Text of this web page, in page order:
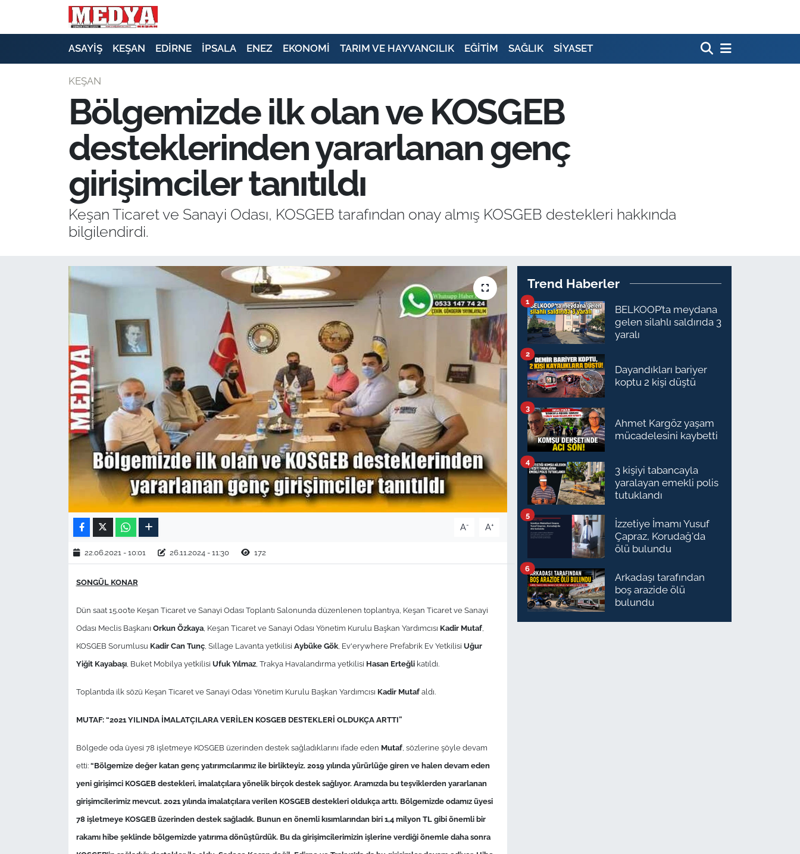
ASAYİŞ KEŞAN EDİRNE İPSALA ENEZ EKONOMİ TARIM VE HAYVANCILIK EĞİTİM SAĞLIK SİYASET
KEŞAN
Bölgemizde ilk olan ve KOSGEB
desteklerinden yararlanan genç
girişimciler tanıtıldı
Keşan Ticaret ve Sanayi Odası, KOSGEB tarafından onay almış KOSGEB destekleri hakkında
bilgilendirdi.
A- A+
22.06.2021 - 10:01 26.11.2024 - 11:30 172
SONGÜL KONAR
Dün saat 15.00’te Keşan Ticaret ve Sanayi Odası Toplantı Salonunda düzenlenen toplantıya, Keşan Ticaret ve Sanayi
Odası Meclis Başkanı Orkun Özkaya, Keşan Ticaret ve Sanayi Odası Yönetim Kurulu Başkan Yardımcısı Kadir Mutaf,
KOSGEB Sorumlusu Kadir Can Tunç, Sıllage Lavanta yetkilisi Aybüke Gök, Ev'erywhere Prefabrik Ev Yetkilisi Uğur
Yiğit Kayabaşı, Buket Mobilya yetkilisi Ufuk Yılmaz, Trakya Havalandırma yetkilisi Hasan Erteğlikatıldı.
Toplantıda ilk sözü Keşan Ticaret ve Sanayi Odası Yönetim Kurulu Başkan Yardımcısı Kadir Mutafaldı.
MUTAF: “2021 YILINDA İMALATÇILARA VERİLEN KOSGEB DESTEKLERİ OLDUKÇA ARTTI”
Bölgede oda üyesi 78 işletmeye KOSGEB üzerinden destek sağladıklarını ifade eden Mutaf, sözlerine şöyle devam
etti:“Bölgemize değer katan genç yatırımcılarımız ile birlikteyiz. 2019 yılında yürürlüğe giren ve halen devam eden
yeni girişimci KOSGEB destekleri, imalatçılara yönelik birçok destek sağlıyor. Aramızda bu teşviklerden yararlanan
girişimcilerimiz mevcut. 2021 yılında imalatçılara verilen KOSGEB destekleri oldukça arttı. Bölgemizde odamız üyesi
78 işletmeye KOSGEB üzerinden destek sağladık. Bunun en önemli kısımlarından biri 1,4 milyon TL gibi önemli bir
rakamı hibe şeklinde bölgemizde yatırıma dönüştürdük. Bu da girişimcilerimizin işlerine verdiği önemle daha sonra
Trend Haberler
BELKOOP’ta meydana
gelen silahlı saldırıda 3
yaralı
1
Dayandıkları bariyer
koptu 2 kişi düştü
2
Ahmet Kargöz yaşam
mücadelesini kaybetti
3
3 kişiyi tabancayla
yaralayan emekli polis
tutuklandı
4
İzzetiye İmamı Yusuf
Çapraz, Korudağ'da
ölü bulundu
5
Arkadaşı tarafından
boş arazide ölü
bulundu
6
E-GAZETE
EKONOMİ
TARIM VE HAYVANCILIK
KÜLTÜR SANAT
RESMİ İLAN
EDİRNE
KIRKLARELİ
ÇANAKKALE
TÜRKİYE
Dış Haberler
İş Dünyası
Bilim Teknoloji